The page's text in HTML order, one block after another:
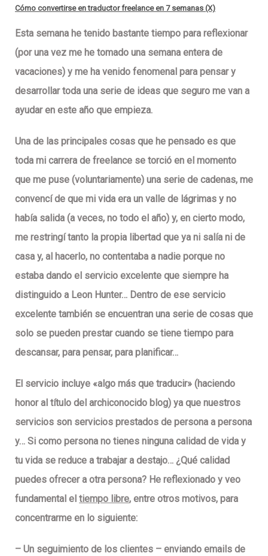
Cómo convertirse en traductor freelance en 7 semanas (X)
Esta semana he tenido bastante tiempo para reflexionar
(por una vez me he tomado una semana entera de
vacaciones) y me ha venido fenomenal para pensar y
desarrollar toda una serie de ideas que seguro me van a
ayudar en este año que empieza.
Una de las principales cosas que he pensado es que
toda mi carrera de freelance se torció en el momento
que me puse (voluntariamente) una serie de cadenas, me
convencí de que mi vida era un valle de lágrimas y no
había salida (a veces, no todo el año) y, en cierto modo,
me restringí tanto la propia libertad que ya ni salía ni de
casa y, al hacerlo, no contentaba a nadie porque no
estaba dando el servicio excelente que siempre ha
distinguido a Leon Hunter… Dentro de ese servicio
excelente también se encuentran una serie de cosas que
solo se pueden prestar cuando se tiene tiempo para
descansar, para pensar, para planificar…
El servicio incluye «algo más que traducir» (haciendo
honor al título del archiconocido blog) ya que nuestros
servicios son servicios prestados de persona a persona
y… Si como persona no tienes ninguna calidad de vida y
tu vida se reduce a trabajar a destajo… ¿Qué calidad
puedes ofrecer a otra persona? He reflexionado y veo
fundamental el tiempo libre, entre otros motivos, para
concentrarme en lo siguiente:
– Un seguimiento de los clientes – enviando emails de